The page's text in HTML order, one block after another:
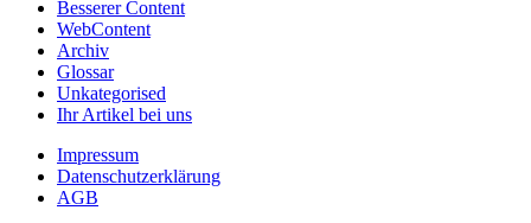
Besserer Content
WebContent
Archiv
Glossar
Unkategorised
Ihr Artikel bei uns
Impressum
Datenschutzerklärung
AGB